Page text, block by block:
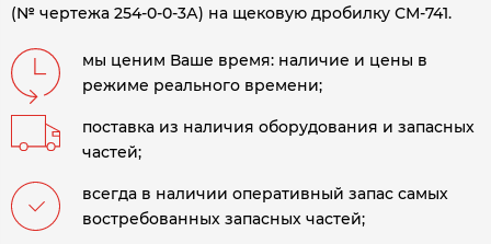
(№ чертежа 254-0-0-3А) на щековую дробилку СМ-741.
мы ценим Ваше время: наличие и цены в
режиме реального времени;
поставка из наличия оборудования и запасных
частей;
всегда в наличии оперативный запас самых
востребованных запасных частей;